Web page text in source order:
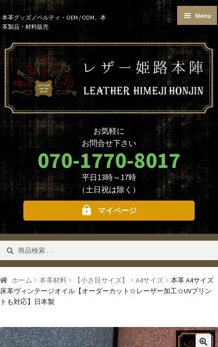
Skip
to
navigation
Skip
to
content
本革グッズノベルティ・OEM / ODM、本
革製品・材料販売
Menu
お買い物ガイド
本革グッズ
本革材料
単語帳サイズおまとめセット
価格帯で選ぶ
名入れ☆ロゴ入れオプションに
ついて
ノベルティ・大口注文について
商品のカスタマイズについて
革製品を取り扱う業者様へ
（OEMについて）
本革材料のカスタムメイド
本革材料一覧
型押し型一覧
お問合せ
お気軽に
お問合せ下さい
070-1770-8017
平日13時～17時
（土日祝は除く）
マイページ
対
象:
検索
ホーム 本革材料 【小さ目サイズ】 A4サイズ
本革 A4サイズ
床革ヴィンテージオイル【オーダーカット☆レーザー加工☆UVプリン
トも対応】日本製